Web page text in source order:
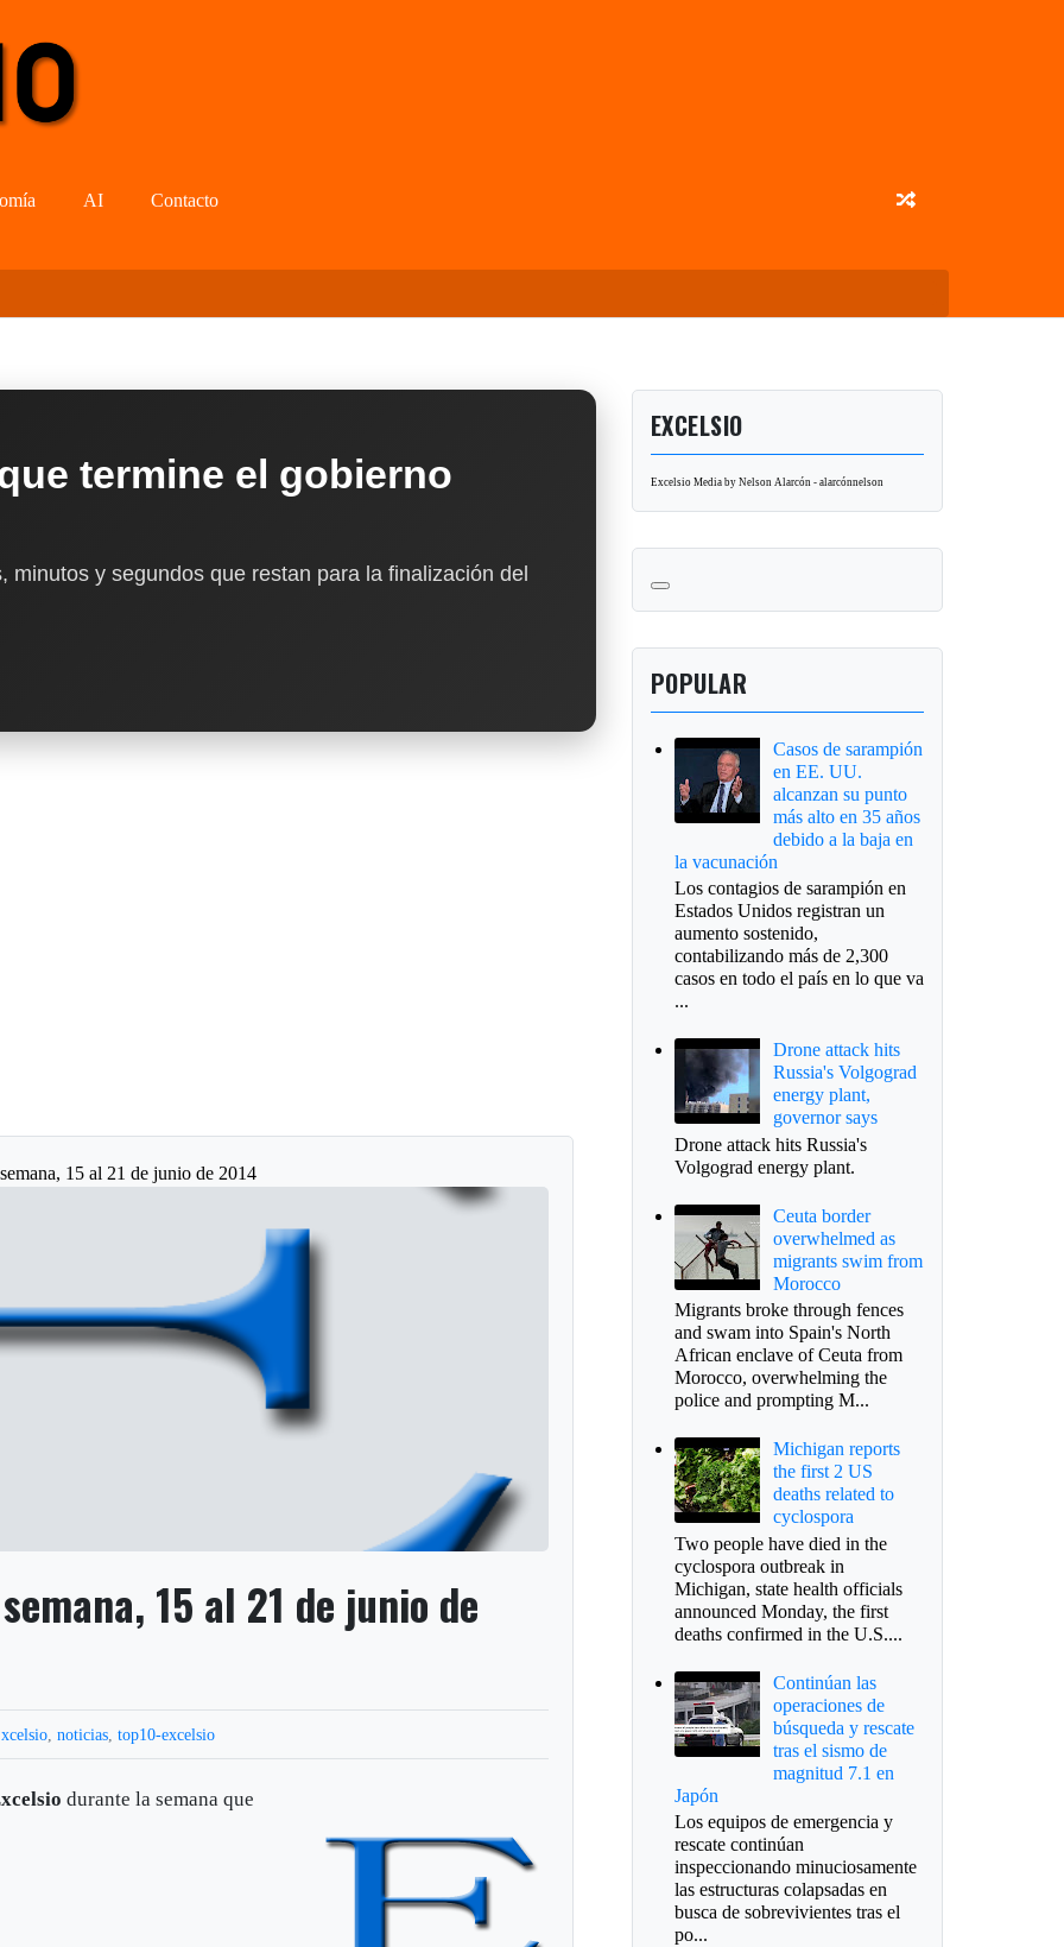
AI Contacto
termine el gobierno
y segundos que restan para la finalización del
15 al 21 de junio de 2014
15 al 21 de junio de
,noticias ,top10-excelsio
durante la semana que
EXCELSIO
Excelsio Media by Nelson Alarcón - alarcónnelson
POPULAR
Casos de sarampión
en EE. UU.
alcanzan su punto
más alto en 35 años
debido a la baja en
la vacunación
Los contagios de sarampión en
Estados Unidos registran un
aumento sostenido,
contabilizando más de 2,300
casos en todo el país en lo que va
...
Drone attack hits
Russia's Volgograd
energy plant,
governor says
Drone attack hits Russia's
Volgograd energy plant.
Ceuta border
overwhelmed as
migrants swim from
Morocco
Migrants broke through fences
and swam into Spain's North
African enclave of Ceuta from
Morocco, overwhelming the
police and prompting M...
Michigan reports
the first 2 US
deaths related to
cyclospora
Two people have died in the
cyclospora outbreak in
Michigan, state health officials
announced Monday, the first
deaths confirmed in the U.S....
Continúan las
operaciones de
búsqueda y rescate
tras el sismo de
magnitud 7.1 en
Japón
Los equipos de emergencia y
rescate continúan
inspeccionando minuciosamente
las estructuras colapsadas en
busca de sobrevivientes tras el
po...